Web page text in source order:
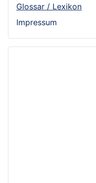
Glossar / Lexikon
Impressum